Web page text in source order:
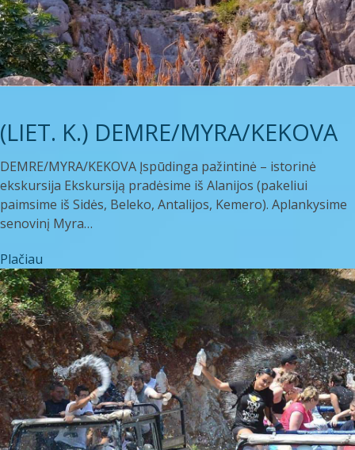
(LIET. K.) DEMRE/MYRA/KEKOVA
DEMRE/MYRA/KEKOVA Įspūdinga pažintinė – istorinė
ekskursija Ekskursiją pradėsime iš Alanijos (pakeliui
paimsime iš Sidės, Beleko, Antalijos, Kemero). Aplankysime
senovinį Myra…
Plačiau